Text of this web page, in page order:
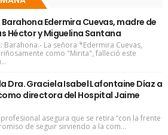
Barahona Edermira Cuevas, madre de
Héctor y Miguelina Santana
Barahona.- La señora *Edermira Cuevas,
como "Mirita", falleció este
Dra. Graciela Isabel Lafontaine Díaz a
directora del Hospital Jaime
asegura que se retira “con la frente
de seguir sirviendo a la com...